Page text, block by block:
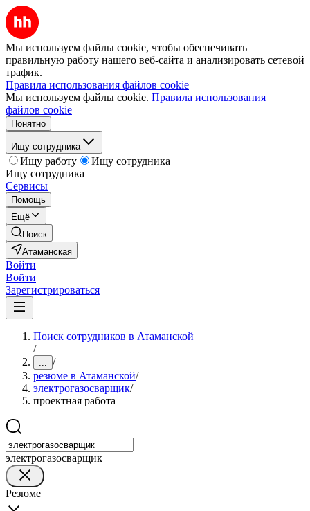
Мы используем файлы cookie, чтобы обеспечивать
правильную работу нашего веб-сайта и анализировать сетевой
трафик.
Правила использования файлов cookie
Мы используем файлы cookie. Правила использования
файлов cookie
Понятно
Ищу сотрудника
Ищу работу
Ищу сотрудника
Ищу сотрудника
Сервисы
Помощь
Ещё
Поиск
Атаманская
Войти
Войти
Зарегистрироваться
Поиск сотрудников в Атаманской
/
... /
резюме в Атаманской/
электрогазосварщик/
проектная работа
электрогазосварщик
Резюме